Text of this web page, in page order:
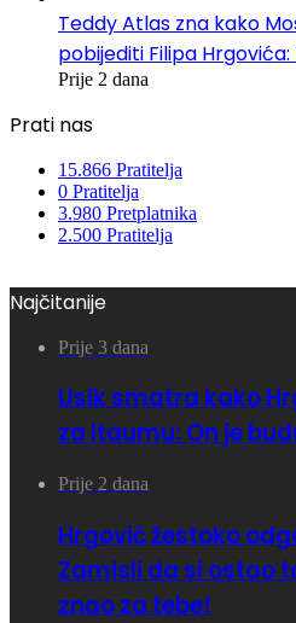
Teddy Atlas zna kako
pobijediti Filipa
Prije 2 dana
Prati nas
15.866 Pratitelja
0 Pratitelja
3.980 Pretplatnika
2.500 Pratitelja
Najčitanije
Prije 3 dana
Usik smatra kako
za Itaumu: On je
Prije 2 dana
Hrgović žestoko
Zamisli da si ostao
znao za tebe!